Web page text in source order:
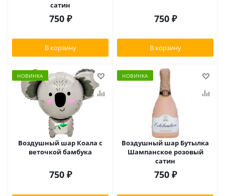
сатин
750₽
В корзину
750₽
В корзину
НОВИНКА
Воздушный шар Коала с
веточкой бамбука
750₽
НОВИНКА
Воздушный шар Бутылка
Шампанское розовый
сатин
750₽